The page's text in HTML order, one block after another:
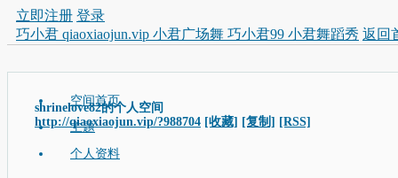
立即注册 登录
巧小君 qiaoxiaojun.vip 小君广场舞 巧小君99 小君舞蹈秀 返回
shrinelove82的个人空间
http://qiaoxiaojun.vip/?988704 [收藏] [复制] [RSS]
空间首页
主题
个人资料